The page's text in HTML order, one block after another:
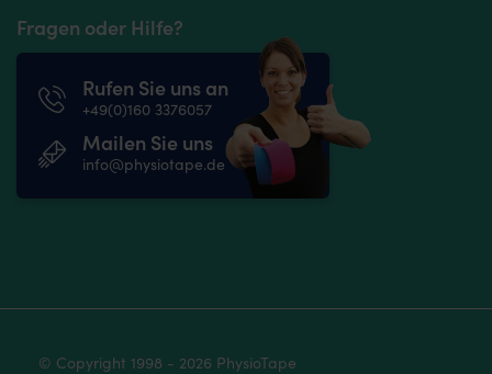
Fragen oder Hilfe?
Rufen Sie uns an
+49(0)160 3376057
Mailen Sie uns
info@physiotape.de
© Copyright 1998 - 2026 PhysioTape